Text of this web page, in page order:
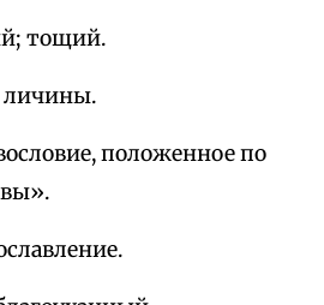
тощий.
личины.
положенное по